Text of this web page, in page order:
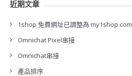
近期文章
1shop 免費網址已調整為 my1shop.com
Omnichat Pixel串接
Omnichat串接
產品排序